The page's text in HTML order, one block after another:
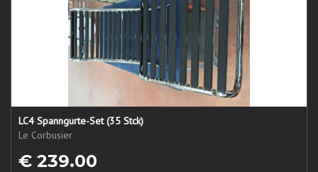
LC4 Spanngurte-Set (35 Stck)
Le Corbusier
€ 239.00